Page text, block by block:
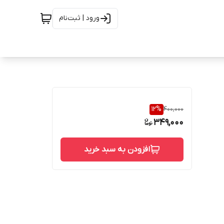
ورود | ثبت‌نام
400,000
12%
349,000
افزودن به سبد خرید